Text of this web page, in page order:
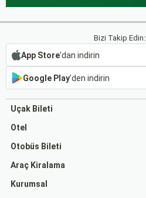
Bizi Takip Edin:
App Store'dan indirin
Google Play'den indirin
Uçak Bileti
Otel
Otobüs Bileti
Araç Kiralama
Kurumsal